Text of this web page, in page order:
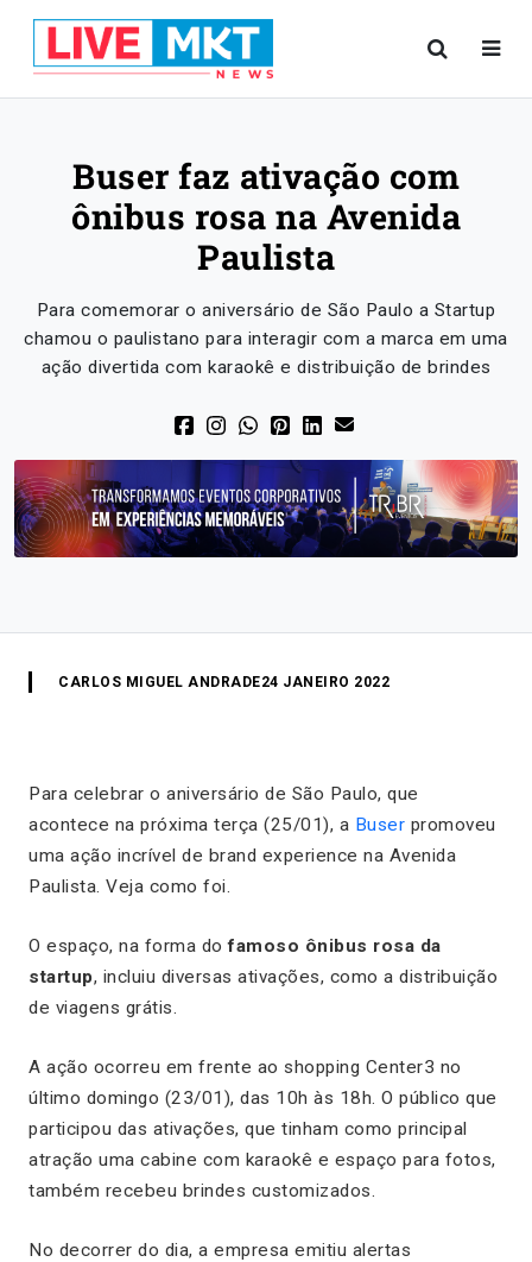
Buser faz ativação com
ônibus rosa na Avenida
Paulista
Para comemorar o aniversário de São Paulo a Startup
chamou o paulistano para interagir com a marca em uma
ação divertida com karaokê e distribuição de brindes
CARLOS MIGUEL ANDRADE24 JANEIRO 2022
Para celebrar o aniversário de São Paulo, que
acontece na próxima terça (25/01), a Buser promoveu
uma ação incrível de brand experience na Avenida
Paulista. Veja como foi.
O espaço, na forma dofamoso ônibus rosa da
startup, incluiu diversas ativações, como a distribuição
de viagens grátis.
A ação ocorreu em frente ao shopping Center3 no
último domingo (23/01), das 10h às 18h. O público que
participou das ativações, que tinham como principal
atração uma cabine com karaokê e espaço para fotos,
também recebeu brindes customizados.
No decorrer do dia, a empresa emitiu alertas